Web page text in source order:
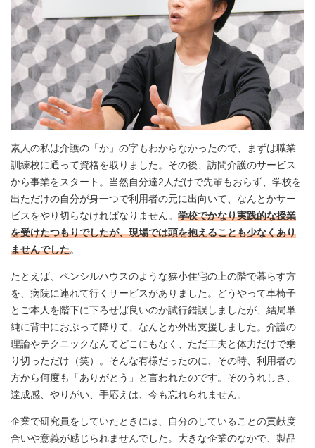
素人の私は介護の「か」の字もわからなかったので、まずは職業
訓練校に通って資格を取りました。その後、訪問介護のサービス
から事業をスタート。当然自分達2人だけで先輩もおらず、学校を
出ただけの自分が身一つで利用者の元に出向いて、なんとかサー
ビスをやり切らなければなりません。 学校でかなり実践的な授業
を受けたつもりでしたが、現場では頭を抱えることも少なくあり
ませんでした。
たとえば、ペンシルハウスのような狭小住宅の上の階で暮らす方
を、病院に連れて行くサービスがありました。どうやって車椅子
とご本人を階下に下ろせば良いのか試行錯誤しましたが、結局単
純に背中におぶって降りて、なんとか外出支援しました。介護の
理論やテクニックなんてどこにもなく、ただ工夫と体力だけで乗
り切っただけ（笑）。そんな有様だったのに、その時、利用者の
方から何度も「ありがとう」と言われたのです。そのうれしさ、
達成感、やりがい、手応えは、今も忘れられません。
企業で研究員をしていたときには、自分のしていることの貢献度
合いや意義が感じられませんでした。大きな企業のなかで、製品